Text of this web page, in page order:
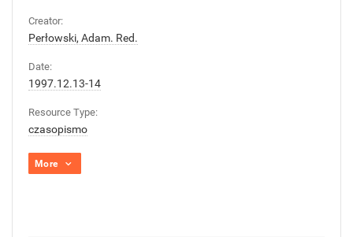
Creator:
Perłowski, Adam. Red.
Date:
1997.12.13-14
Resource Type:
czasopismo
More